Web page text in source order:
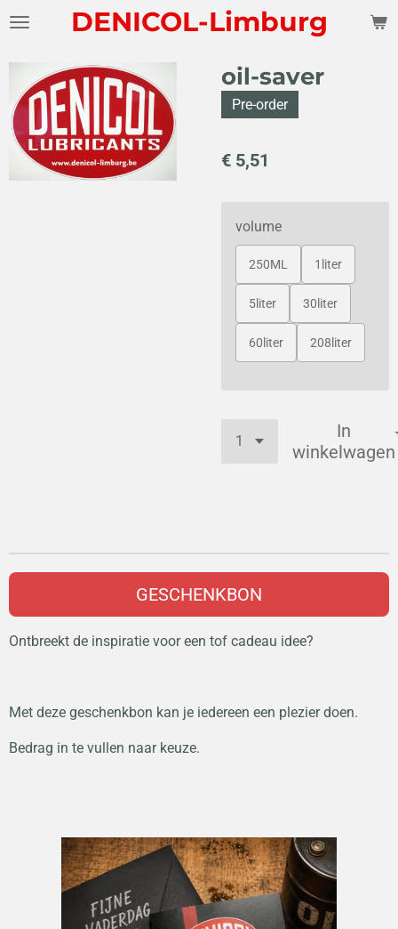
Ga
naar
hoofdinhoud
DENICOL-Limburg
oil-saver
Pre-order
€ 5,51
volume
250ML 1liter
5liter 30liter
60liter 208liter
In
winkelwagen
GESCHENKBON
Ontbreekt de inspiratie voor een tof cadeau idee?
Met deze geschenkbon kan je iedereen een plezier doen.
Bedrag in te vullen naar keuze.